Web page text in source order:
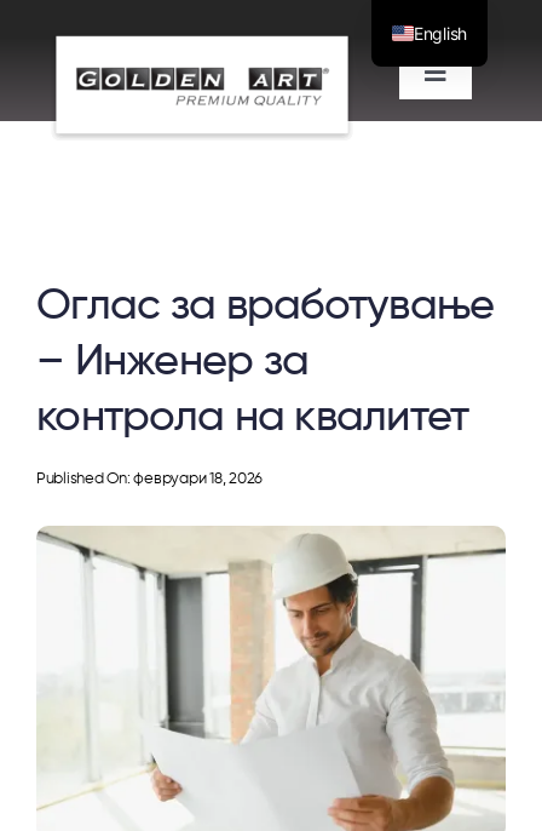
содржината
Вклучи/
исклучи
Проекти
За нас
Блог
Оглас за вработување
– Инженер за
контрола на квалитет
Published On: февруари 18, 2026
English